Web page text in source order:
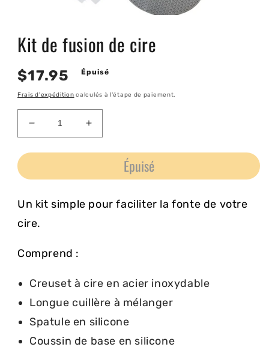
média
1
dans
fenêtre
modale
Kit de fusion de cire
Prix
habituel
$17.95 Épuisé
Frais d'expédition calculés à l'étape de paiement.
Réduire
la
quantité
Kit
fusion
cire
Augmenter
la
quantité
Kit
fusion
Épuisé
Un kit simple pour faciliter la fonte de votre
cire.
Comprend :
Creuset à cire en acier inoxydable
Longue cuillère à mélanger
Spatule en silicone
Coussin de base en silicone